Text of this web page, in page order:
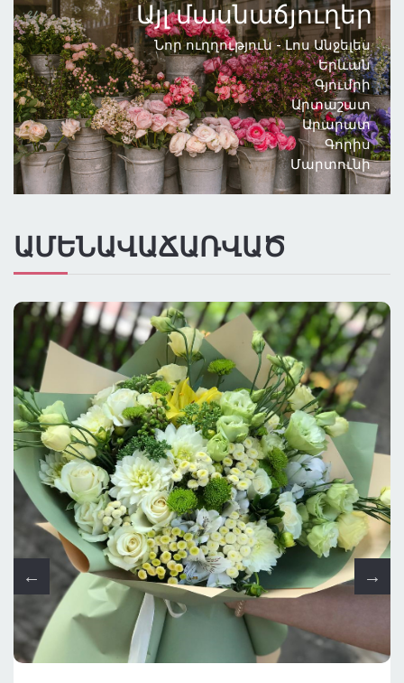
ԳՆԱՅԻՆ ԴԱՍԱԿԱՐԳՈՒՄ
ԲՈԼՈՐ ՔԱՂԱՔՆԵՐԸ
ԱՌԱՔՈՒՄ ԼՈՍ ԱՆՋԵԼԵՍՈՒՄ
Այլ մասնաճյուղեր
Նոր ուղղություն - Լոս Անջելես
Երևան
Գյումրի
Արտաշատ
Արարատ
Գորիս
Մարտունի
ԱՄԵՆԱՎԱՃԱՌՎԱԾ